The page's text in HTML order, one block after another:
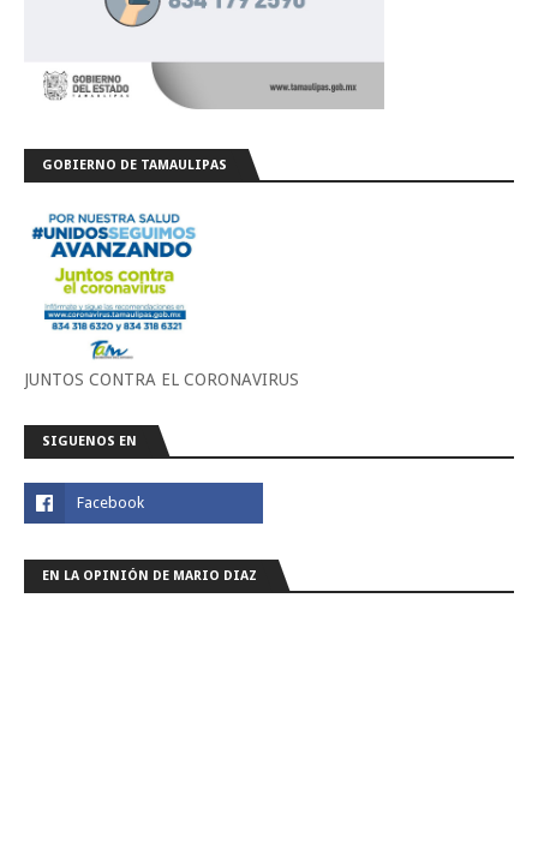
GOBIERNO DE TAMAULIPAS
JUNTOS CONTRA EL CORONAVIRUS
SIGUENOS EN
EN LA OPINIÓN DE MARIO DIAZ